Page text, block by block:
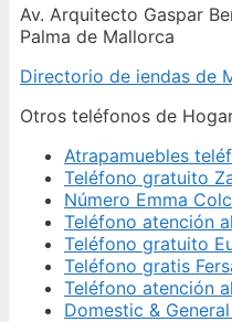
Av. Arquitecto Gaspar
Palma de Mallorca
Directorio de iendas de
Otros teléfonos de
Atrapamuebles
Teléfono gratuito
Número Emma
Teléfono atención
Teléfono gratuito
Teléfono gratis
Teléfono atención
Domestic &